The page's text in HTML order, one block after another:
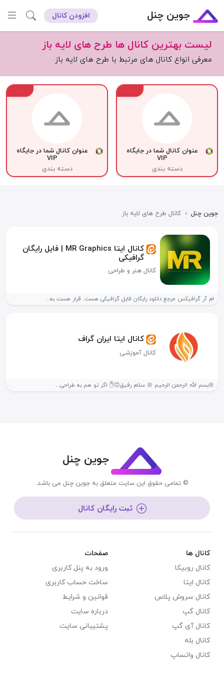
جوین چنل افزودن کانال
لیست بهترین کانال ها طرح های لایه باز
معرفی انواع کانال های مرتبط با طرح های لایه باز
عنوان کانال شما در جایگاه
VIP
دسته بندی
عنوان کانال شما در جایگاه
VIP
دسته بندی
جوین چنل › کانال طرح های لایه باز
کانال ایتا MR Graphics | فایل رایگان
گرافیکی
کانال هنر و طراحی
ام آر گرافیکس مرجع دانلود رایگان فایل گرافیکی هست. قرار هست به...
کانال ایتا ایران گراف
کانال آموزشی
🌼بسم الله الرحمن الرحیم 🌼 سلام رفیق😊✋ اگر تو هم به طراحی...
جوین چنل
© تمامی حقوق این سایت متعلق به جوین چنل می باشد.
ثبت رایگان کانال
کانال ها
کانال روبیکا
کانال ایتا
کانال سروش پلاس
کانال گپ
کانال آی گپ
کانال بله
کانال واتساپ
صفحات
ورود به پنل کاربری
ساخت حساب کاربری
قوانین و شرایط
درباره سایت
پشتیبانی سایت